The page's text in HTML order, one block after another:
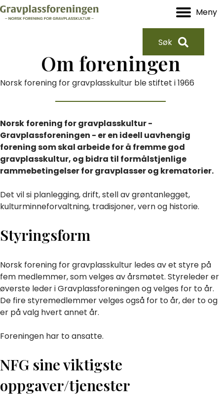
Meny
Søk
Om foreningen
Norsk forening for gravplasskultur ble stiftet i 1966
Norsk forening for gravplasskultur -
Gravplassforeningen - er en ideell uavhengig
forening som skal arbeide for å fremme god
gravplasskultur, og bidra til formålstjenlige
rammebetingelser for gravplasser og krematorier.
Det vil si planlegging, drift, stell av grøntanlegget,
kulturminneforvaltning, tradisjoner, vern og historie.
Styringsform
Norsk forening for gravplasskultur ledes av et styre på
fem medlemmer, som velges av årsmøtet. Styreleder er
øverste leder i Gravplassforeningen og velges for to år.
De fire styremedlemmer velges også for to år, der to og
er på valg hvert annet år.
Foreningen har to ansatte.
NFG sine viktigste
oppgaver/tjenester